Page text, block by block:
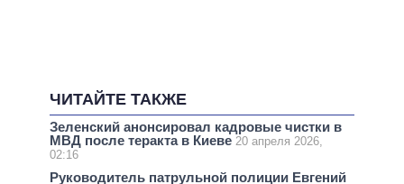
ЧИТАЙТЕ ТАКЖЕ
Зеленский анонсировал кадровые чистки в
МВД после теракта в Киеве 20 апреля 2026,
02:16
Руководитель патрульной полиции Евгений